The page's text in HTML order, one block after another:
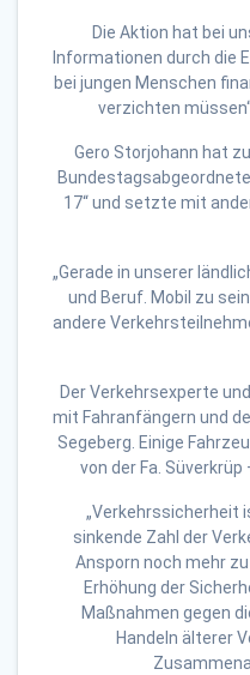
Die Aktion hat bei
Informationen durch die
bei jungen Menschen
verzichten
Gero Storjohann hat
17“ und setzte mit
„Gerade in unserer
und Beruf. Mobil zu
andere
Der Verkehrsexperte
mit Fahranfängern und
Segeberg. Einige
von der Fa.
„Verkehrssicherheit
sinkende Zahl der
Ansporn noch mehr
Erhöhung der
Maßnahmen gegen
Handeln älterer